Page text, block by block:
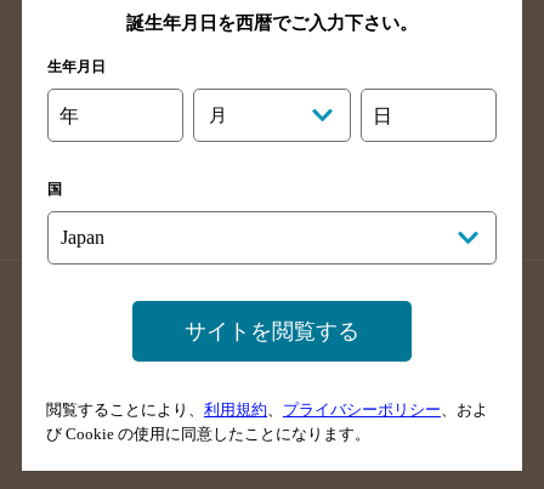
香川県のバー検索
愛媛県のバー検索
高知県のバー検索
長崎県のバー検索
佐賀県のバー検索
大分県のバー検索
熊本県のバー検索
沖縄県のバー検索
店舗登録方法のご案内
店舗情報更新方法のご案内
掲載店舗様ログイン
ご意見・ご感想
誕生年月日を西暦でご入力下さい。
生年月日
年 月 日
国
サイトを閲覧する
閲覧することにより、 利用規約 プライバシーポリシー 、およ
び Cookie の使用に同意したことになります。